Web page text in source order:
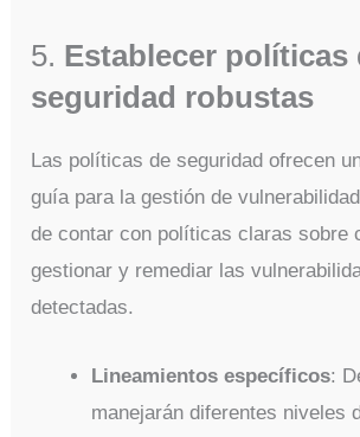
5. Establecer políticas
seguridad robustas
Las políticas de seguridad ofrecen
guía para la gestión de
de contar con políticas claras sobre
gestionar y remediar las
detectadas.
Lineamientos específicos:
manejarán diferentes niveles